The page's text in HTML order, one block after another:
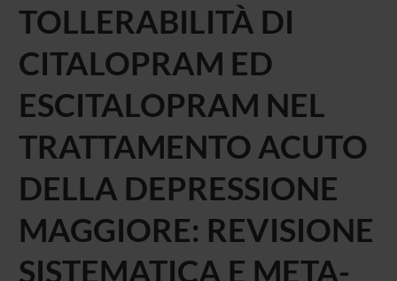
TOLLERABILITÀ DI
CITALOPRAM ED
ESCITALOPRAM NEL
TRATTAMENTO ACUTO
DELLA DEPRESSIONE
MAGGIORE: REVISIONE
SISTEMATICA E META-